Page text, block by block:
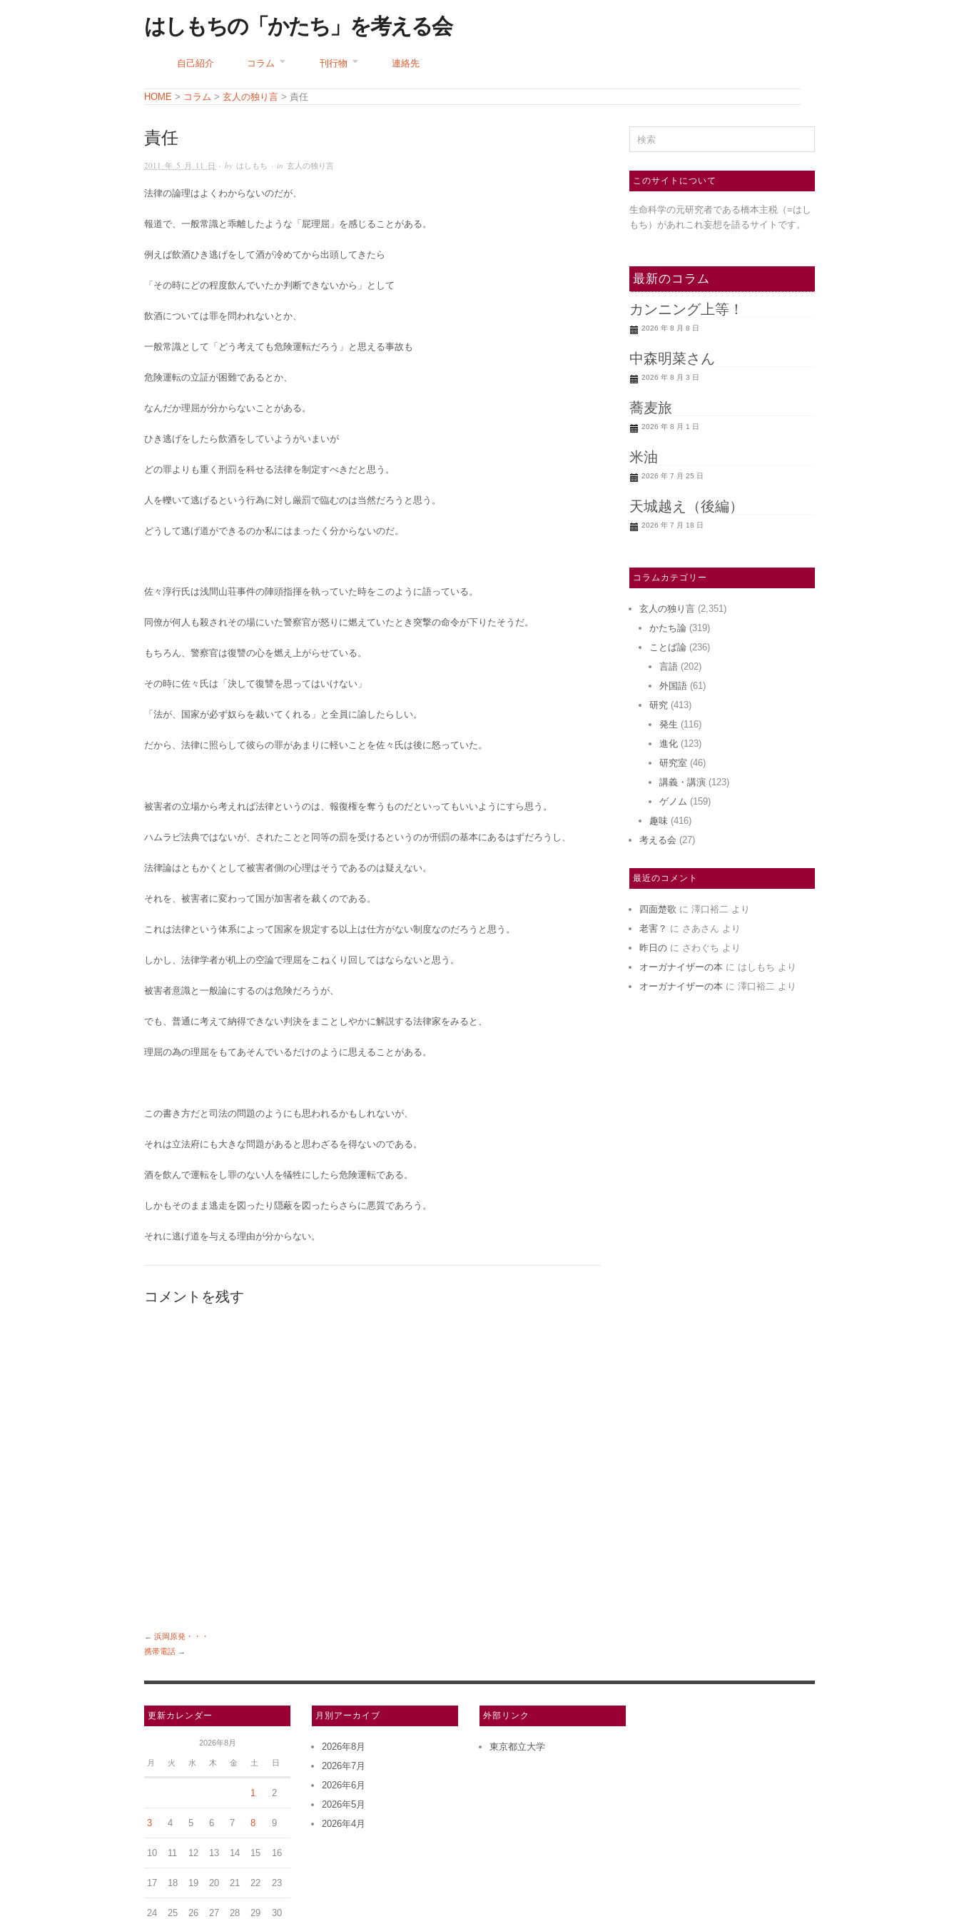
はしもちの「かたち」を考える会
自己紹介 コラム 刊行物 連絡先
HOME > コラム > 玄人の独り言 > 責任
責任
2011 年 5 月 11 日 · by はしもち · in 玄人の独り言
法律の論理はよくわからないのだが、
報道で、一般常識と乖離したような「屁理屈」を感じることがある。
例えば飲酒ひき逃げをして酒が冷めてから出頭してきたら
「その時にどの程度飲んでいたか判断できないから」として
飲酒については罪を問われないとか、
一般常識として「どう考えても危険運転だろう」と思える事故も
危険運転の立証が困難であるとか、
なんだか理屈が分からないことがある。
ひき逃げをしたら飲酒をしていようがいまいが
どの罪よりも重く刑罰を科せる法律を制定すべきだと思う。
人を轢いて逃げるという行為に対し厳罰で臨むのは当然だろうと思う。
どうして逃げ道ができるのか私にはまったく分からないのだ。
佐々淳行氏は浅間山荘事件の陣頭指揮を執っていた時をこのように語っている。
同僚が何人も殺されその場にいた警察官が怒りに燃えていたとき突撃の命令が下りたそうだ。
もちろん、警察官は復讐の心を燃え上がらせている。
その時に佐々氏は「決して復讐を思ってはいけない」
「法が、国家が必ず奴らを裁いてくれる」と全員に諭したらしい。
だから、法律に照らして彼らの罪があまりに軽いことを佐々氏は後に怒っていた。
被害者の立場から考えれば法律というのは、報復権を奪うものだといってもいいようにすら思う。
ハムラビ法典ではないが、されたことと同等の罰を受けるというのが刑罰の基本にあるはずだろうし、
法律論はともかくとして被害者側の心理はそうであるのは疑えない。
それを、被害者に変わって国が加害者を裁くのである。
これは法律という体系によって国家を規定する以上は仕方がない制度なのだろうと思う。
しかし、法律学者が机上の空論で理屈をこねくり回してはならないと思う。
被害者意識と一般論にするのは危険だろうが、
でも、普通に考えて納得できない判決をまことしやかに解説する法律家をみると、
理屈の為の理屈をもてあそんでいるだけのように思えることがある。
この書き方だと司法の問題のようにも思われるかもしれないが、
それは立法府にも大きな問題があると思わざるを得ないのである。
酒を飲んで運転をし罪のない人を犠牲にしたら危険運転である。
しかもそのまま逃走を図ったり隠蔽を図ったらさらに悪質であろう。
それに逃げ道を与える理由が分からない。
コメントを残す
← 浜岡原発・・・
携帯電話 →
このサイトについて
生命科学の元研究者である橋本主税（=はし
もち） があれこれ妄想を語るサイトです。
最新のコラム
カンニング上等！
2026 年 8 月 8 日
中森明菜さん
2026 年 8 月 3 日
蕎麦旅
2026 年 8 月 1 日
米油
2026 年 7 月 25 日
天城越え（後編）
2026 年 7 月 18 日
コラムカテゴリー
玄人の独り言 (2,351)
かたち論 (319)
ことば論 (236)
言語 (202)
外国語 (61)
研究 (413)
発生 (116)
進化 (123)
研究室 (46)
講義・講演 (123)
ゲノム (159)
趣味 (416)
考える会 (27)
最近のコメント
四面楚歌 に 澤口裕二 より
老害？ に さあさん より
昨日の に さわぐち より
オーガナイザーの本 に はしもち より
オーガナイザーの本 に 澤口裕二 より
更新カレンダー
2026年8月
月 火 水 木 金 土 日
1 2
3 4 5 6 7 8 9
10 11 12 13 14 15 16
17 18 19 20 21 22 23
24 25 26 27 28 29 30
月別アーカイブ
2026年8月
2026年7月
2026年6月
2026年5月
2026年4月
外部リンク
東京都立大学